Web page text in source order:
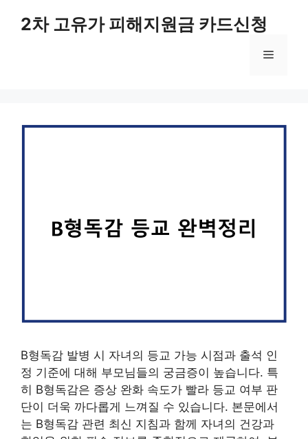
2차 고유가 피해지원금 카드신청
메
B형독감 발병 시 자녀의 등교 가능 시점과 출석 인
정 기준에 대해 부모님들의 궁금증이 높습니다. 특
히 B형독감은 증상 완화 속도가 빨라 등교 여부 판
단이 더욱 까다롭게 느껴질 수 있습니다. 본문에서
는 B형독감 관련 최신 지침과 함께 자녀의 건강과